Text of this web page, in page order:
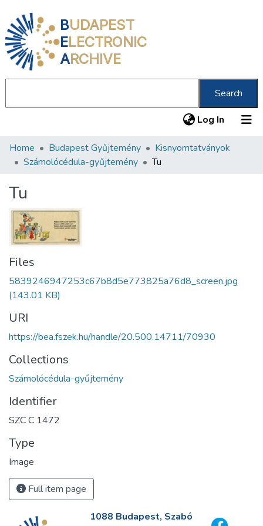
BUDAPEST
ELECTRONIC
ARCHIVE
Search
Log In (current)
Communities & Collections
Statistics
About us
Home Budapest Gyűjtemény
Kisnyomtatványok
Számolócédula-gyűjtemény
Tu
Tu
Files
5839246947253c67b8d5e773825a76d8_screen.jpg
(143.01 KB)
URI
https://bea.fszek.hu/handle/20.500.14711/70930
Collections
Számolócédula-gyűjtemény
Identifier
SZC C 1472
Type
Image
Full item page
1088 Budapest, Szabó